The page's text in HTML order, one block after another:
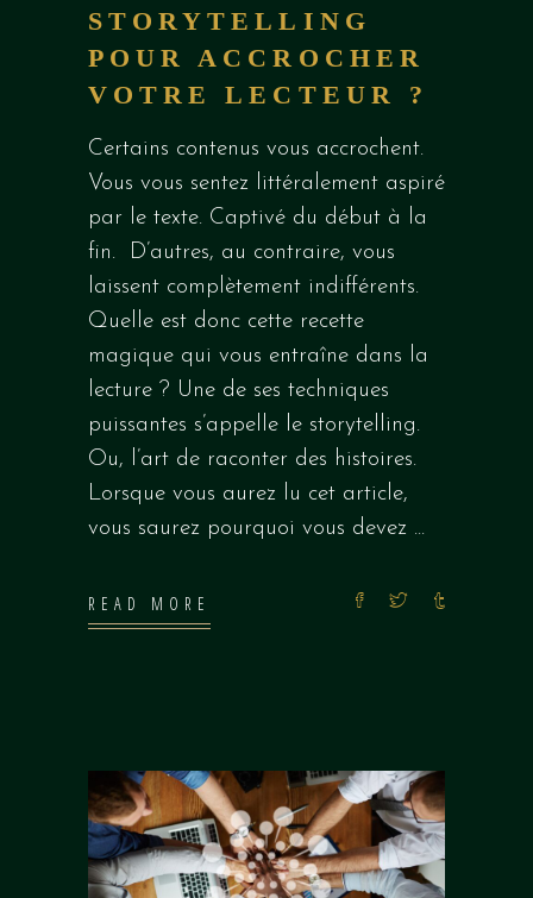
STORYTELLING
POUR ACCROCHER
VOTRE LECTEUR ?
Certains contenus vous accrochent.
Vous vous sentez littéralement aspiré
par le texte. Captivé du début à la
fin. D’autres, au contraire, vous
laissent complètement indifférents.
Quelle est donc cette recette
magique qui vous entraîne dans la
lecture ? Une de ses techniques
puissantes s’appelle le storytelling.
Ou, l’art de raconter des histoires.
Lorsque vous aurez lu cet article,
vous saurez pourquoi vous devez
READ MORE